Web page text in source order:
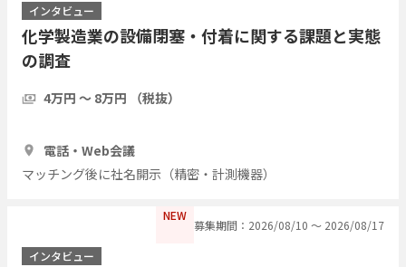
インタビュー
化学製造業の設備閉塞・付着に関する課題と実態
の調査
4万円 〜 8万円 （税抜）
電話・Web会議
マッチング後に社名開示（精密・計測機器）
NEW
募集期間：2026/08/10 〜 2026/08/17
インタビュー